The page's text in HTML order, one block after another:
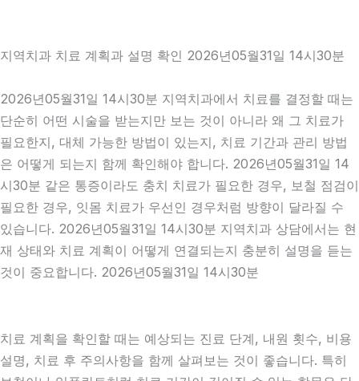
지역치과 치료 계획과 설명 확인 2026년05월31일 14시30분
2026년05월31일 14시30분 지역치과에서 치료를 결정할 때는
단순히 어떤 시술을 받는지만 보는 것이 아니라 왜 그 치료가
필요한지, 대체 가능한 방법이 있는지, 치료 기간과 관리 방법
은 어떻게 되는지 함께 확인해야 합니다. 2026년05월31일 14
시30분 같은 통증이라도 충치 치료가 필요한 경우, 보철 점검이
필요한 경우, 잇몸 치료가 우선인 경우처럼 방향이 달라질 수
있습니다. 2026년05월31일 14시30분 지역치과 상담에서는 현
재 상태와 치료 계획이 어떻게 연결되는지 충분히 설명을 듣는
것이 중요합니다. 2026년05월31일 14시30분
치료 계획을 확인할 때는 예상되는 진료 단계, 내원 횟수, 비용
설명, 치료 후 주의사항을 함께 살펴보는 것이 좋습니다. 특히